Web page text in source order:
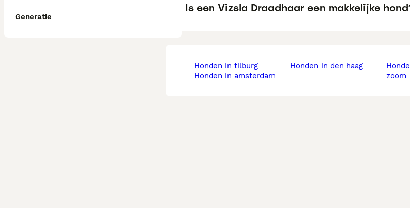
Generatie
Is een Vizsla Draadhaar een makkelijke
honden in tilburg
honden in amsterdam
honden in den haag
honden in bergen op
zoom